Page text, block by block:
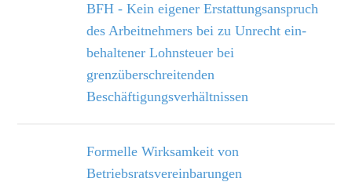
BFH - Kein eigener Erstattungsanspruch
des Arbeitnehmers bei zu Unrecht ein­
behaltener Lohnsteuer bei
grenzüberschreitenden
Beschäftigungsverhältnissen
Formelle Wirksamkeit von
Betriebsratsvereinbarungen